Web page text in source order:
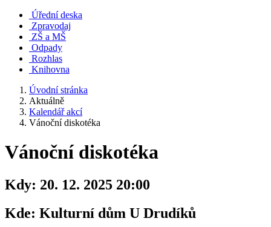
Úřední deska
Zpravodaj
ZŠ a MŠ
Odpady
Rozhlas
Knihovna
Úvodní stránka
Aktuálně
Kalendář akcí
Vánoční diskotéka
Vánoční diskotéka
Kdy: 20. 12. 2025 20:00
Kde: Kulturní dům U Drudíků